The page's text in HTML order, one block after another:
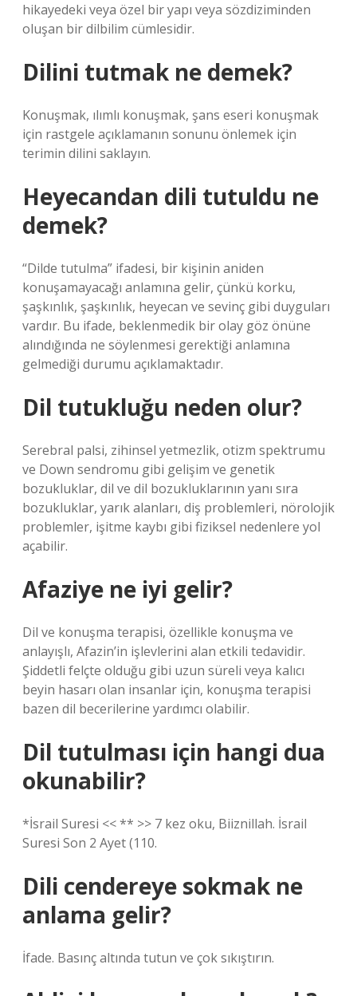
hikayedeki veya özel bir yapı veya sözdiziminden
oluşan bir dilbilim cümlesidir.
Dilini tutmak ne demek?
Konuşmak, ılımlı konuşmak, şans eseri konuşmak
için rastgele açıklamanın sonunu önlemek için
terimin dilini saklayın.
Heyecandan dili tutuldu ne
demek?
“Dilde tutulma” ifadesi, bir kişinin aniden
konuşamayacağı anlamına gelir, çünkü korku,
şaşkınlık, şaşkınlık, heyecan ve sevinç gibi duyguları
vardır. Bu ifade, beklenmedik bir olay göz önüne
alındığında ne söylenmesi gerektiği anlamına
gelmediği durumu açıklamaktadır.
Dil tutukluğu neden olur?
Serebral palsi, zihinsel yetmezlik, otizm spektrumu
ve Down sendromu gibi gelişim ve genetik
bozukluklar, dil ve dil bozukluklarının yanı sıra
bozukluklar, yarık alanları, diş problemleri, nörolojik
problemler, işitme kaybı gibi fiziksel nedenlere yol
açabilir.
Afaziye ne iyi gelir?
Dil ve konuşma terapisi, özellikle konuşma ve
anlayışlı, Afazin’in işlevlerini alan etkili tedavidir.
Şiddetli felçte olduğu gibi uzun süreli veya kalıcı
beyin hasarı olan insanlar için, konuşma terapisi
bazen dil becerilerine yardımcı olabilir.
Dil tutulması için hangi dua
okunabilir?
*İsrail Suresi << ** >> 7 kez oku, Biiznillah. İsrail
Suresi Son 2 Ayet (110.
Dili cendereye sokmak ne
anlama gelir?
İfade. Basınç altında tutun ve çok sıkıştırın.